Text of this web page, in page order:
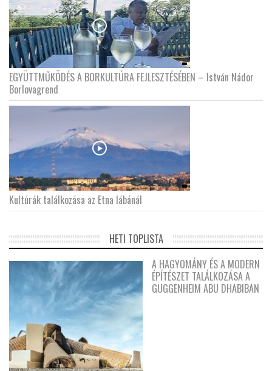
EGYÜTTMŰKÖDÉS A BORKULTÚRA FEJLESZTÉSÉBEN – István Nádor
Borlovagrend
Kultúrák találkozása az Etna lábánál
HETI TOPLISTA
A HAGYOMÁNY ÉS A MODERN
ÉPÍTÉSZET TALÁLKOZÁSA A
GUGGENHEIM ABU DHABIBAN